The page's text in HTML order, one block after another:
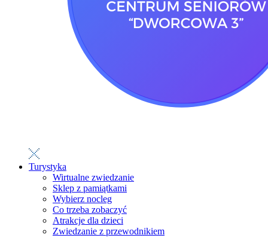
Turystyka
Wirtualne zwiedzanie
Sklep z pamiątkami
Wybierz nocleg
Co trzeba zobaczyć
Atrakcje dla dzieci
Zwiedzanie z przewodnikiem